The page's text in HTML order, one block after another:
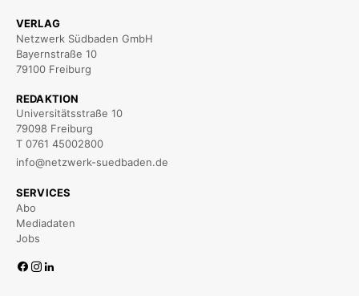
VERLAG
Netzwerk Südbaden GmbH
Bayernstraße 10
79100 Freiburg
REDAKTION
Universitätsstraße 10
79098 Freiburg
T 0761 45002800
info@netzwerk-suedbaden.de
SERVICES
Abo
Mediadaten
Jobs